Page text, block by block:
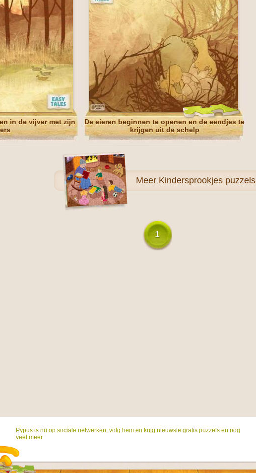
in de vijver met zijn
De eieren beginnen te openen en de eendjes te
krijgen uit de schelp
Meer Kindersprookjes puzzels
1
Pypus is nu op sociale netwerken, volg hem en krijg nieuwste gratis puzzels en nog
veel meer